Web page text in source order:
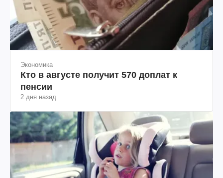
Экономика
Кто в августе получит 570 доплат к
пенсии
2 дня назад